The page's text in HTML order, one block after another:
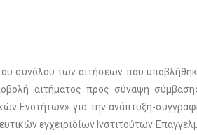
συνόλου των αιτήσεων που
αιτήματος προς σύναψη
Ενοτήτων» για την ανάπτυξη-
εγχειριδίων Ινστιτούτων